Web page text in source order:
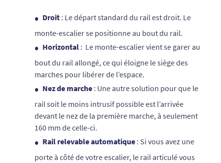
Droit : Le départ standard du rail est droit. Le
monte-escalier se positionne au bout du rail.
Horizontal : Le monte-escalier vient se garer au
bout du rail allongé, ce qui éloigne le siège des
marches pour libérer de l’espace.
Nez de marche : Une autre solution pour que le
rail soit le moins intrusif possible est l’arrivée
devant le nez de la première marche, à seulement
160 mm de celle-ci.
Rail relevable automatique : Si vous avez une
porte à côté de votre escalier, le rail articulé vous